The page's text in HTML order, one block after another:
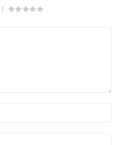
: